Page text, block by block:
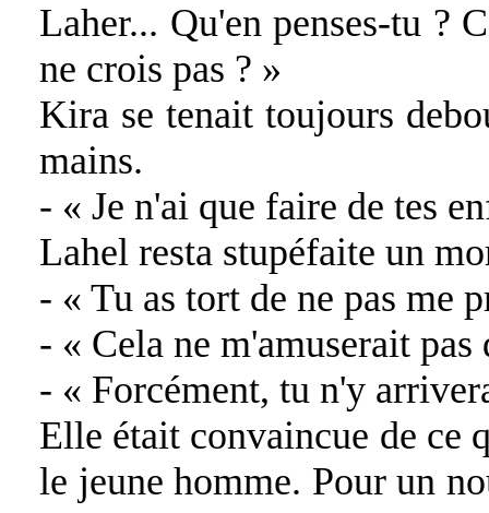
Laher... Qu'en penses-tu ?
ne crois pas ? »
Kira se tenait toujours
mains.
- « Je n'ai que faire de tes
Lahel resta stupéfaite un
- « Tu as tort de ne pas me
- « Cela ne m'amuserait pas
- « Forcément, tu n'y
Elle était convaincue de ce
le jeune homme. Pour un